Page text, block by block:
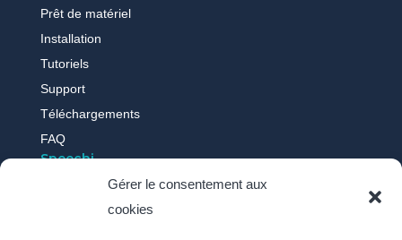
Gérer le consentement aux
cookies
Prêt de matériel
Installation
Tutoriels
Support
Téléchargements
FAQ
Speechi
Qui sommes-nous ?